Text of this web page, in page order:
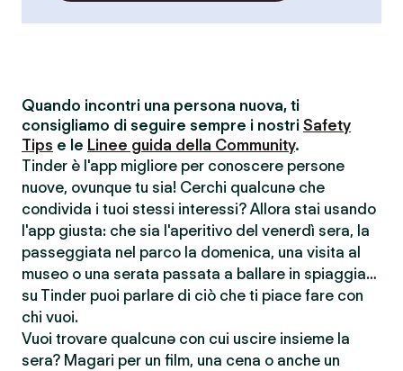
Quando incontri una persona nuova, ti
consigliamo di seguire sempre i nostri Safety
Tips e le Linee guida della Community.
Tinder è l'app migliore per conoscere persone
nuove, ovunque tu sia! Cerchi qualcunə che
condivida i tuoi stessi interessi? Allora stai usando
l'app giusta: che sia l'aperitivo del venerdì sera, la
passeggiata nel parco la domenica, una visita al
museo o una serata passata a ballare in spiaggia…
su Tinder puoi parlare di ciò che ti piace fare con
chi vuoi.
Vuoi trovare qualcunə con cui uscire insieme la
sera? Magari per un film, una cena o anche un